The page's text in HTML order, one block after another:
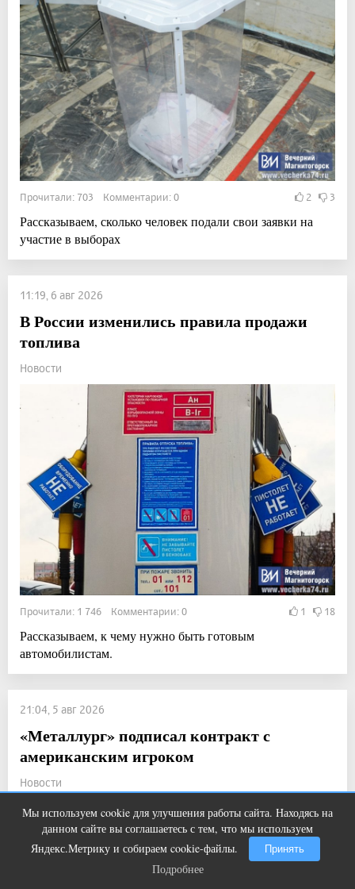
Прочитали: 703 Комментарии: 0 2 3
Рассказываем, сколько человек подали свои заявки на
участие в выборах
11:19, 6 авг 2026
В России изменились правила продажи
топлива
Новости
Прочитали: 1 746 Комментарии: 0 1 18
Рассказываем, к чему нужно быть готовым
автомобилистам.
21:04, 5 авг 2026
«Металлург» подписал контракт с
американским игроком
Новости
Мы используем cookie для улучшения работы сайта. Находясь на
данном сайте вы соглашаетесь с тем, что мы используем
Яндекс.Метрику и собираем cookie-файлы.
Принять
Подробнее
Этот трюк уничтожает грибок за 5
дней!
Подробнее